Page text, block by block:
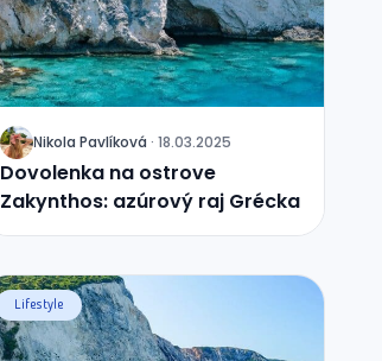
J Nikola Pavlíková · 18.03.2025
Dovolenka na ostrove
Zakynthos: azúrový raj Grécka
Lifestyle